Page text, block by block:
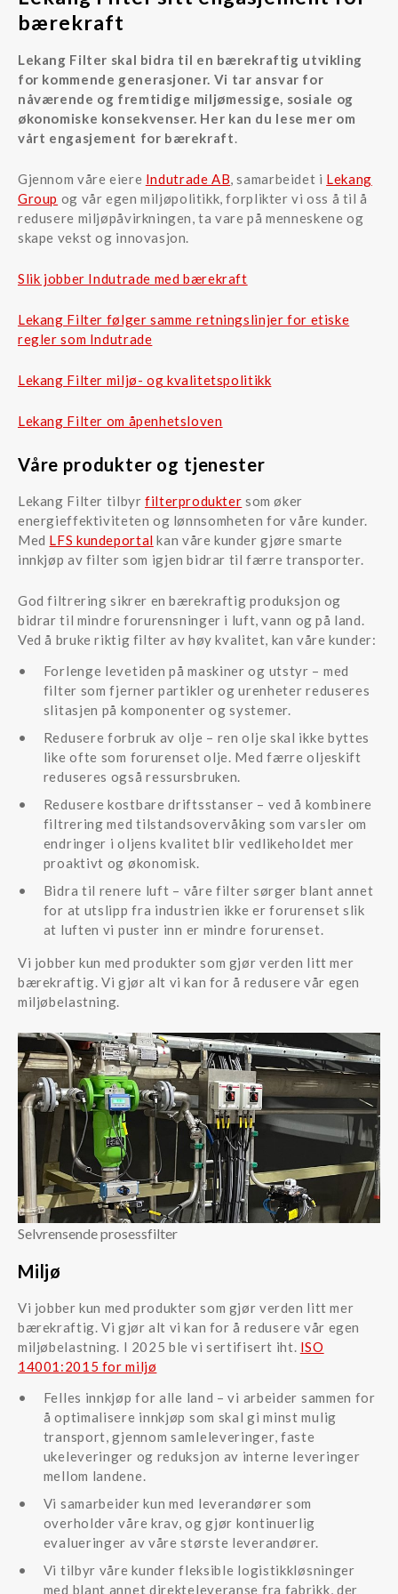
bærekraft
Lekang Filter skal bidra til en bærekraftig utvikling
for kommende generasjoner. Vi tar ansvar for
nåværende og fremtidige miljømessige, sosiale og
økonomiske konsekvenser. Her kan du lese mer om
vårt engasjement for bærekraft.
Gjennom våre eiere Indutrade AB, samarbeidet i Lekang
Group og vår egen miljøpolitikk, forplikter vi oss å til å
redusere miljøpåvirkningen, ta vare på menneskene og
skape vekst og innovasjon.
Slik jobber Indutrade med bærekraft
Lekang Filter følger samme retningslinjer for etiske
regler som Indutrade
Lekang Filter miljø- og kvalitetspolitikk
Lekang Filter om åpenhetsloven
Våre produkter og tjenester
Lekang Filter tilbyrfilterprodukter som øker
energieffektiviteten og lønnsomheten for våre kunder.
Med LFS kundeportal kan våre kunder gjøre smarte
innkjøp av filter som igjen bidrar til færre transporter.
God filtrering sikrer en bærekraftig produksjon og
bidrar til mindre forurensninger i luft, vann og på land.
Ved å bruke riktig filter av høy kvalitet, kan våre kunder:
Forlenge levetiden på maskiner og utstyr – med
filter som fjerner partikler og urenheter reduseres
slitasjen på komponenter og systemer.
Redusere forbruk av olje – ren olje skal ikke byttes
like ofte som forurenset olje. Med færre oljeskift
reduseres også ressursbruken.
Redusere kostbare driftsstanser – ved å kombinere
filtrering med tilstandsovervåking som varsler om
endringer i oljens kvalitet blir vedlikeholdet mer
proaktivt og økonomisk.
Bidra til renere luft – våre filter sørger blant annet
for at utslipp fra industrien ikke er forurenset slik
at luften vi puster inn er mindre forurenset.
Vi jobber kun med produkter som gjør verden litt mer
bærekraftig. Vi gjør alt vi kan for å redusere vår egen
miljøbelastning.
Selvrensende prosessfilter
Miljø
Vi jobber kun med produkter som gjør verden litt mer
bærekraftig. Vi gjør alt vi kan for å redusere vår egen
miljøbelastning. I 2025 ble vi sertifisert iht. ISO
14001:2015 for miljø
Felles innkjøp for alle land – vi arbeider sammen for
å optimalisere innkjøp som skal gi minst mulig
transport, gjennom samleleveringer, faste
ukeleveringer og reduksjon av interne leveringer
mellom landene.
Vi samarbeider kun med leverandører som
overholder våre krav, og gjør kontinuerlig
evalueringer av våre største leverandører.
Vi tilbyr våre kunder fleksible logistikkløsninger
med blant annet direkteleveranse fra fabrikk, der